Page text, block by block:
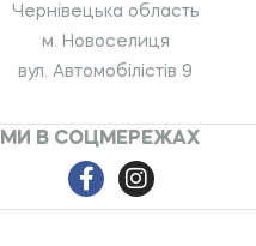
Чернівецька область
м. Новоселиця
вул. Автомобілістів 9
МИ В СОЦМЕРЕЖАХ